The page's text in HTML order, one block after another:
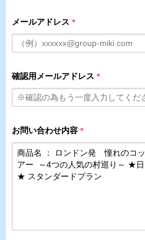
メールアドレス ＊
確認用メールアドレス ＊
お問い合わせ内容 ＊